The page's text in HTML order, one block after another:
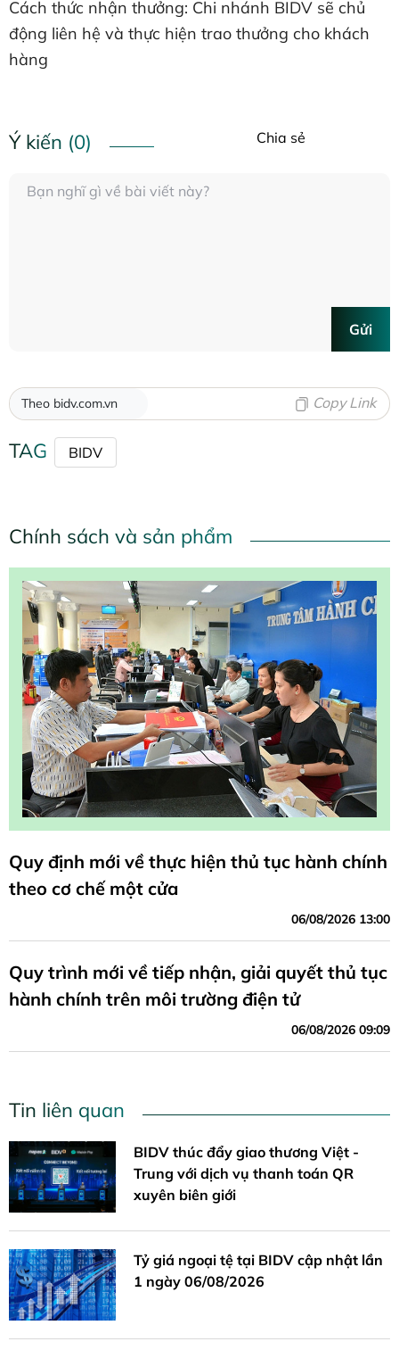
Cách thức nhận thưởng: Chi nhánh BIDV sẽ chủ
động liên hệ và thực hiện trao thưởng cho khách
hàng
Ý kiến (0) Chia sẻ
Gửi
Theo bidv.com.vn Copy Link
TAG BIDV
Chính sách và sản phẩm
Quy định mới về thực hiện thủ tục hành chính
theo cơ chế một cửa
06/08/2026 13:00
Quy trình mới về tiếp nhận, giải quyết thủ tục
hành chính trên môi trường điện tử
06/08/2026 09:09
Tin liên quan
BIDV thúc đẩy giao thương Việt -
Trung với dịch vụ thanh toán QR
xuyên biên giới
Tỷ giá ngoại tệ tại BIDV cập nhật lần
1 ngày 06/08/2026